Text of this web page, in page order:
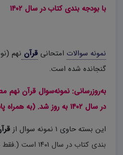
با بودجه بندی کتاب در سال ۱۴۰۲
نمونه سوالات امتحانی قرآن نهم
گنجانده شده است.
به‌روزرسانی: نمونه‌سوال قرآن نهم
در سال ۱۴۰۲ به روز شد. (به همراه پاسخنامه)
این بسته حاوی ۱ نمونه سوال از
بندی کتاب در سال